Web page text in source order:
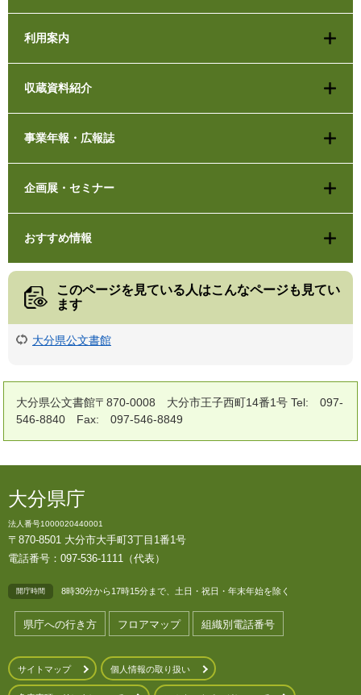
利用案内
収蔵資料紹介
事業年報・広報誌
企画展・セミナー
おすすめ情報
このページを見ている人はこんなページも見てい
ます
大分県公文書館
大分県公文書館〒870-0008 大分市王子西町14番1号 Tel: 097-
546-8840 Fax: 097-546-8849
大分県庁
法人番号1000020440001
〒870-8501 大分市大手町3丁目1番1号
電話番号：097-536-1111（代表）
開庁時間 8時30分から17時15分まで、土日・祝日・年末年始を除く
県庁への行き方 フロアマップ 組織別電話番号
サイトマップ 個人情報の取り扱い